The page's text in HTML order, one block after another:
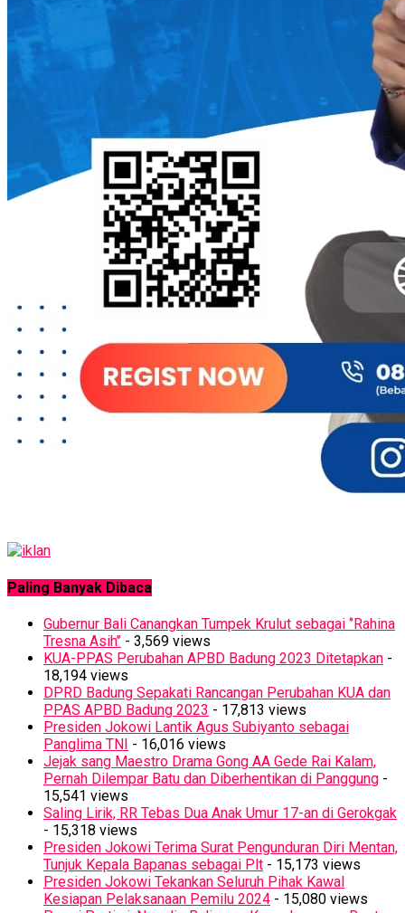
Paling Banyak Dibaca
Gubernur Bali Canangkan Tumpek Krulut sebagai ‘’Rahina
Tresna Asih’’ - 3,569 views
KUA-PPAS Perubahan APBD Badung 2023 Ditetapkan -
18,194 views
DPRD Badung Sepakati Rancangan Perubahan KUA dan
PPAS APBD Badung 2023 - 17,813 views
Presiden Jokowi Lantik Agus Subiyanto sebagai
Panglima TNI - 16,016 views
Jejak sang Maestro Drama Gong AA Gede Rai Kalam,
Pernah Dilempar Batu dan Diberhentikan di Panggung -
15,541 views
Saling Lirik, RR Tebas Dua Anak Umur 17-an di Gerokgak
- 15,318 views
Presiden Jokowi Terima Surat Pengunduran Diri Mentan,
Tunjuk Kepala Bapanas sebagai Plt - 15,173 views
Presiden Jokowi Tekankan Seluruh Pihak Kawal
Kesiapan Pelaksanaan Pemilu 2024 - 15,080 views